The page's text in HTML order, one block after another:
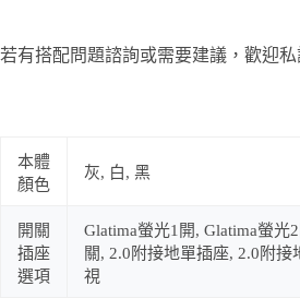
若有搭配問題諮詢或需要建議，歡迎
本體
顏色
灰, 白, 黑
開關
插座
選項
Glatima螢光1開, Glatima螢
關, 2.0附接地單插座, 2.0附
視